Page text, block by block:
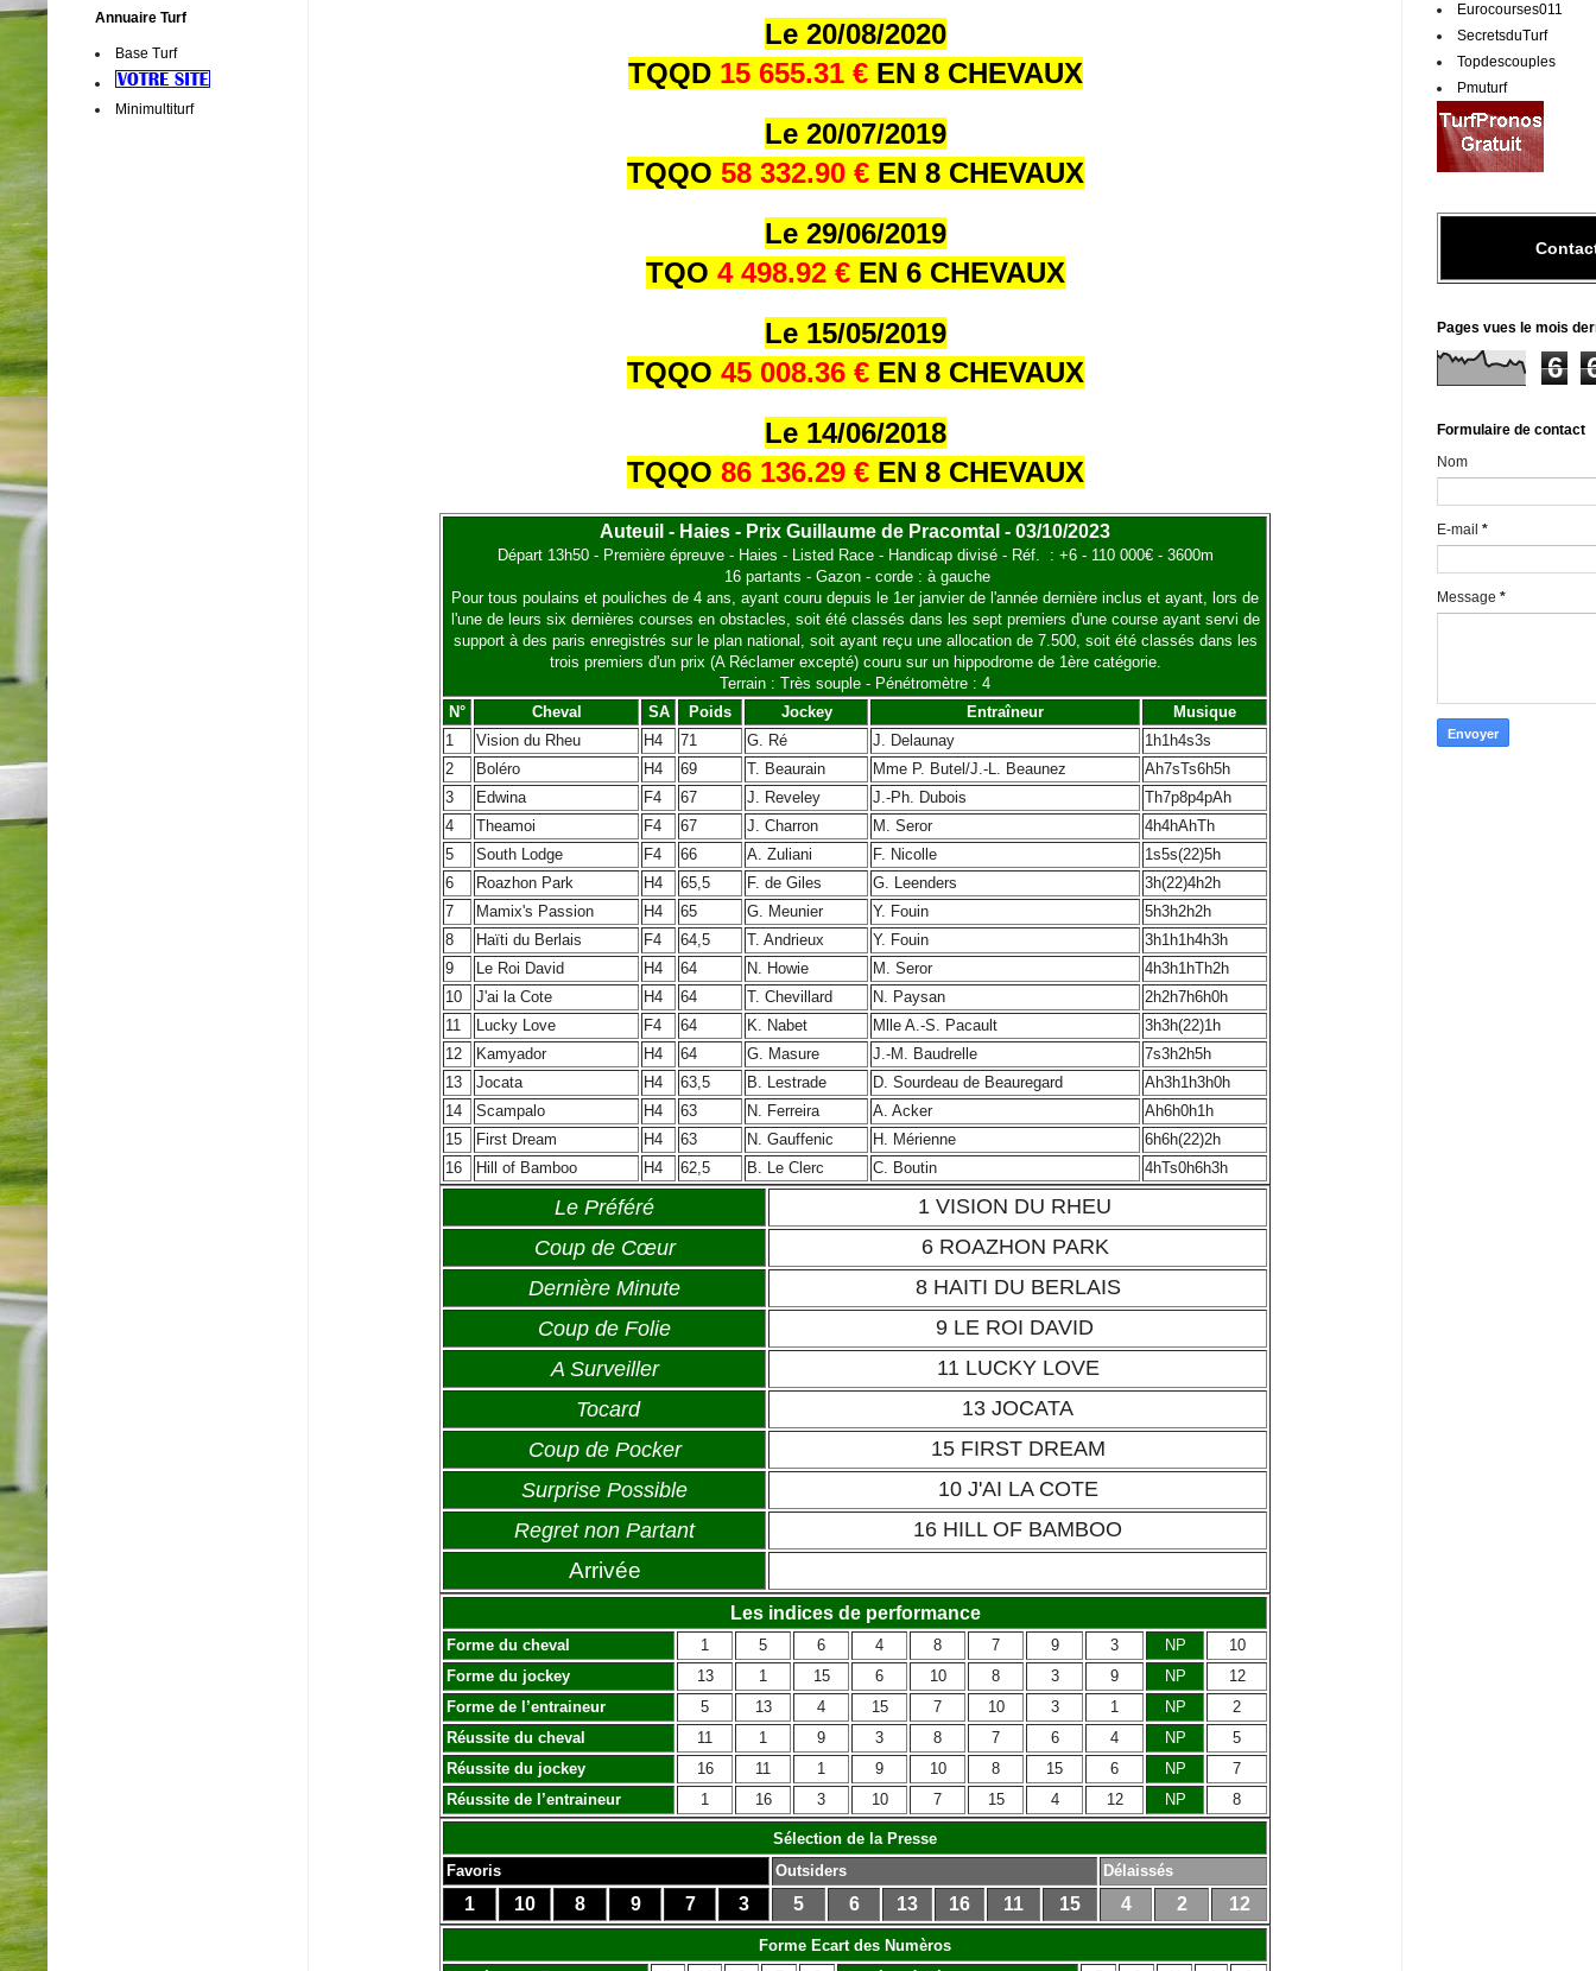
Le 20/08/2020
TQQD 15 655.31 € EN 8 CHEVAUX
Le 20/07/2019
TQQO 58 332.90 € EN 8 CHEVAUX
Le 29/06/2019
TQO 4 498.92 € EN 6 CHEVAUX
Le 15/05/2019
TQQO 45 008.36 € EN 8 CHEVAUX
Le 14/06/2018
TQQO 86 136.29 € EN 8 CHEVAUX
Auteuil - Haies - Prix Guillaume de Pracomtal - 03/10/2023
Départ 13h50 - Première épreuve - Haies - Listed Race - Handicap divisé - Réf. : +6 - 110 000€ - 3600m
16 partants - Gazon - corde : à gauche
Pour tous poulains et pouliches de 4 ans, ayant couru depuis le 1er janvier de l'année dernière inclus et ayant, lors de
l'une de leurs six dernières courses en obstacles, soit été classés dans les sept premiers d'une course ayant servi de
support à des paris enregistrés sur le plan national, soit ayant reçu une allocation de 7.500, soit été classés dans les
trois premiers d'un prix (A Réclamer excepté) couru sur un hippodrome de 1ère catégorie.
Terrain : Très souple - Pénétromètre : 4
N°
Cheval SA Poids Jockey Entraîneur
Musique
1
Vision du Rheu H4 71 G. Ré J. Delaunay
1h1h4s3s
2
Boléro H4 69 T. Beaurain Mme P. Butel/J.-L. Beaunez
Ah7sTs6h5h
3
Edwina F4 67 J. Reveley J.-Ph. Dubois
Th7p8p4pAh
4
Theamoi F4 67 J. Charron M. Seror
4h4hAhTh
5
South Lodge F4 66 A. Zuliani F. Nicolle
1s5s(22)5h
6
Roazhon Park H4 65,5 F. de Giles G. Leenders
3h(22)4h2h
7
Mamix's Passion H4 65 G. Meunier Y. Fouin
5h3h2h2h
8
Haïti du Berlais F4 64,5 T. Andrieux Y. Fouin
3h1h1h4h3h
9
Le Roi David H4 64 N. Howie M. Seror
4h3h1hTh2h
10
J'ai la Cote H4 64 T. Chevillard N. Paysan
2h2h7h6h0h
11
Lucky Love F4 64 K. Nabet Mlle A.-S. Pacault
3h3h(22)1h
12
Kamyador H4 64 G. Masure J.-M. Baudrelle
7s3h2h5h
13
Jocata H4 63,5 B. Lestrade D. Sourdeau de Beauregard
Ah3h1h3h0h
14
Scampalo H4 63 N. Ferreira A. Acker
Ah6h0h1h
15
First Dream H4 63 N. Gauffenic H. Mérienne
6h6h(22)2h
16
Hill of Bamboo H4 62,5 B. Le Clerc C. Boutin 4hTs0h6h3h
Le Préféré
1 VISION DU RHEU
Coup de Cœur
6 ROAZHON PARK
Dernière Minute
8 HAITI DU BERLAIS
Coup de Folie
9 LE ROI DAVID
A Surveiller
11 LUCKY LOVE
Tocard
13 JOCATA
Coup de Pocker
15 FIRST DREAM
Surprise Possible
10 J'AI LA COTE
Regret non Partant
16 HILL OF BAMBOO
Arrivée
Les indices de performance
Forme du cheval 1 5 6 4 8 7 9 3 NP
10
Forme du jockey
13 1 15 6 10 8 3 9 NP
12
Forme de l’entraineur
5 13 4 15 7 10 3 1 NP
2
Réussite du cheval
11 1 9 3 8 7 6 4 NP
5
Réussite du jockey
16 11 1 9 10 8 15 6 NP
7
Réussite de l’entraineur
1 16 3 10 7 15 4 12 NP 8
Sélection de la Presse
Favoris
Outsiders Délaissés
1 10 8 9 7 3 5 6 13 16 11 15 4 2 12
Forme Ecart des Numèros
Annuaire Turf
Base Turf
Minimultiturf
Eurocourses011
SecretsduTurf
Topdescouples
Pmuturf
Pages vues le mois
6
Formulaire de contact
Nom
E-mail *
Message *